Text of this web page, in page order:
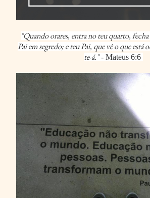
"Quando orares, entra no teu quarto, fecha
Pai em segredo; e teu Pai, que vê o que está
te-á." - Mateus 6:6